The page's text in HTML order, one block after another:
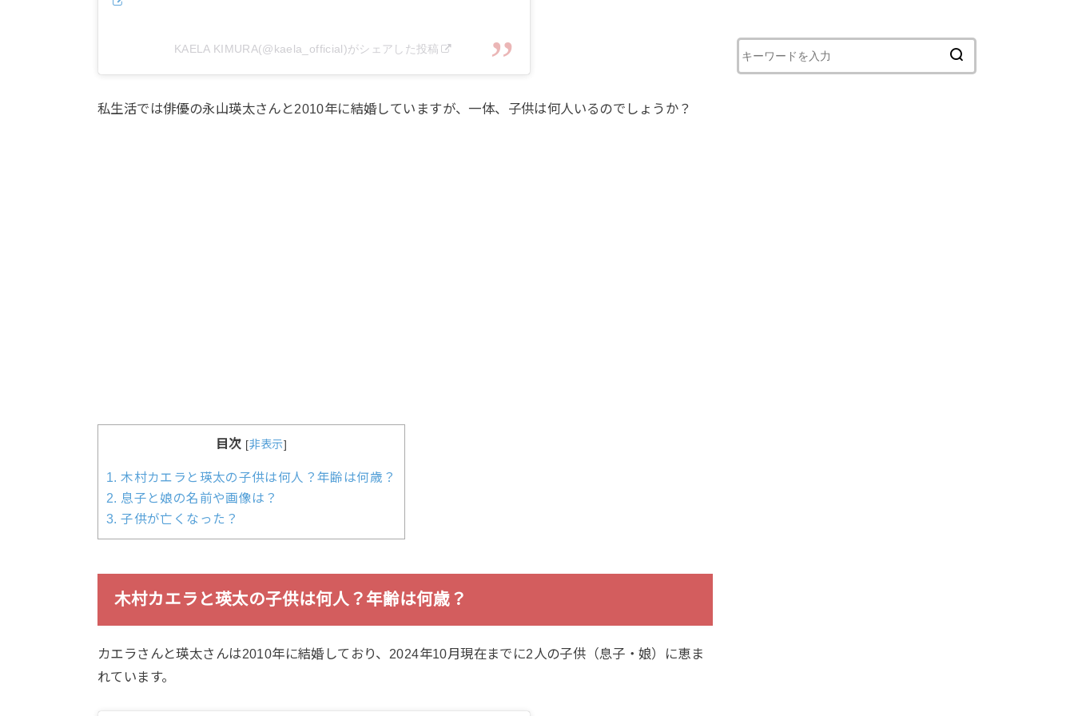
KAELA KIMURA(@kaela_official)がシェアした投稿
私生活では俳優の永山瑛太さんと2010年に結婚していますが、一体、子供は何人いるのでしょうか？
目次 [非表示]
1. 木村カエラと瑛太の子供は何人？年齢は何歳？
2. 息子と娘の名前や画像は？
3. 子供が亡くなった？
木村カエラと瑛太の子供は何人？年齢は何歳？
カエラさんと瑛太さんは2010年に結婚しており、2024年10月現在までに2人の子供（息子・娘）に恵ま
れています。